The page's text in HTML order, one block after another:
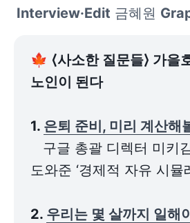
Interview·Edit 금혜원
🍁 ⟨사소한 질문들⟩ 가을
노인이 된다
1. 은퇴 준비, 미리 계산해
도와준 ‘경제적 자유 시뮬
2. 우리는 몇 살까지 일해